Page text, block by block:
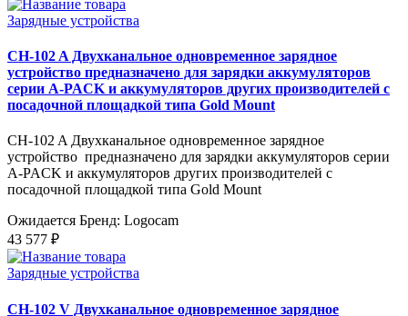
Зарядные устройства
CH-102 A Двухканальное одновременное зарядное
устройство предназначено для зарядки аккумуляторов
серии A-PACK и аккумуляторов других производителей с
посадочной площадкой типа Gold Mount
CH-102 A Двухканальное одновременное зарядное
устройство предназначено для зарядки аккумуляторов серии
A-PACK и аккумуляторов других производителей с
посадочной площадкой типа Gold Mount
Ожидается Бренд: Logocam
43 577 ₽
Зарядные устройства
CH-102 V Двухканальное одновременное зарядное